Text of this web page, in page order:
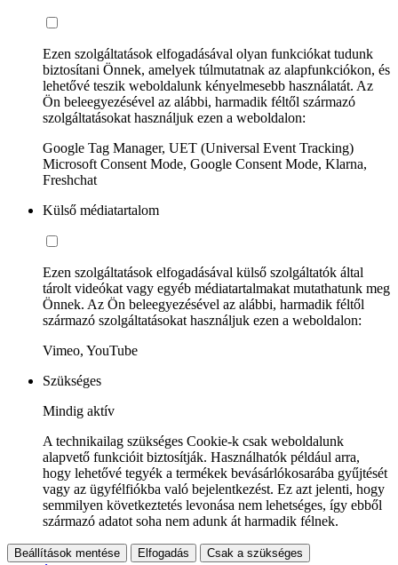
Ezen szolgáltatások elfogadásával olyan funkciókat tudunk
biztosítani Önnek, amelyek túlmutatnak az alapfunkciókon, és
lehetővé teszik weboldalunk kényelmesebb használatát. Az
Ön beleegyezésével az alábbi, harmadik féltől származó
szolgáltatásokat használjuk ezen a weboldalon:
Google Tag Manager, UET (Universal Event Tracking)
Microsoft Consent Mode, Google Consent Mode, Klarna,
Freshchat
Külső médiatartalom
Ezen szolgáltatások elfogadásával külső szolgáltatók által
tárolt videókat vagy egyéb médiatartalmakat mutathatunk meg
Önnek. Az Ön beleegyezésével az alábbi, harmadik féltől
származó szolgáltatásokat használjuk ezen a weboldalon:
Vimeo, YouTube
Szükséges
Mindig aktív
A technikailag szükséges Cookie-k csak weboldalunk
alapvető funkcióit biztosítják. Használhatók például arra,
hogy lehetővé tegyék a termékek bevásárlókosarába gyűjtését
vagy az ügyfélfiókba való bejelentkezést. Ez azt jelenti, hogy
semmilyen következtetés levonása nem lehetséges, így ebből
származó adatot soha nem adunk át harmadik félnek.
Beállítások mentése Elfogadás Csak a szükséges